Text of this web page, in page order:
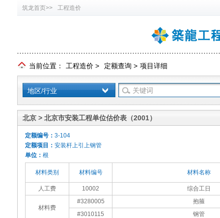
筑龙首页>> 工程造价
当前位置： 工程造价 > 定额查询 > 项目详细
地区/行业
北京 > 北京市安装工程单位估价表（2001）
定额编号： 3-104
定额项目： 安装杆上引上钢管
单位： 根
材料类别 材料编号 材料名称
人工费 10002 综合工日
材料费
#3280005
抱箍
#3010115
钢管